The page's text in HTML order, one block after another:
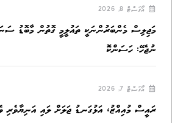
އޯގަސްޓް 8, 2026
މަޖިލިސް މެންބަރުންނަކީ ތައުލީމީ ގޮތުން މާބޮޑު
ނުޖެހޭ: ހަސަންކޮ
އޯގަސްޓް 7, 2026
ރައީސް މުއިއްޒު، އަޅުގަނޑު ޖަލަށް ލައި އަނިޔާވެރި